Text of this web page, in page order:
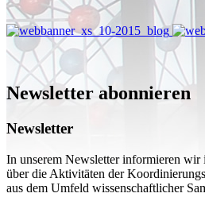
Newsletter abonnieren
Newsletter
In unserem Newsletter informieren wir
über die Aktivitäten der
aus dem Umfeld wissenschaftlicher